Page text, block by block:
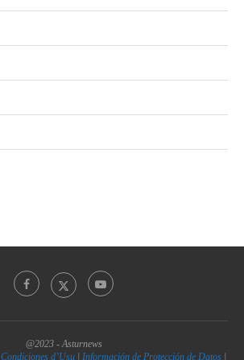
@2023 - Asturnews
Condiciones d’Usu | Información de Protección de Datos |